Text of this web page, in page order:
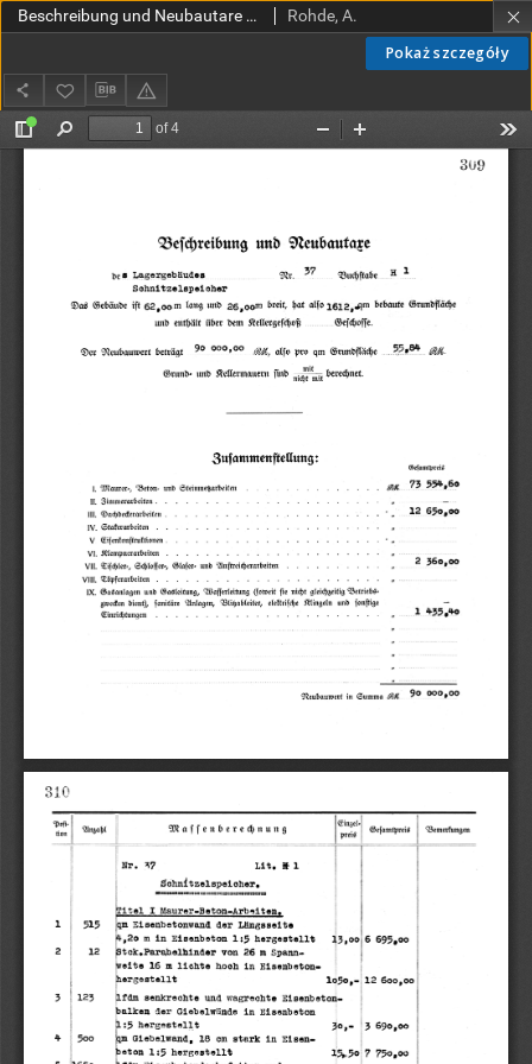
Pokaż szczegóły
Beschreibung und Neubautare S. 309-312 Rohde, A.